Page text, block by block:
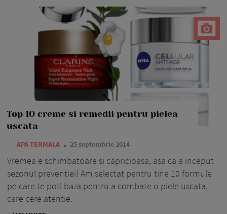
Top 10 creme si remedii pentru pielea
uscata
— APA TERMALA 25 septembrie 2014
Vremea e schimbatoare si capricioasa, asa ca a inceput
sezonul preventiei! Am selectat pentru tine 10 formule
pe care te poti baza pentru a combate o piele uscata,
care cere atentie.